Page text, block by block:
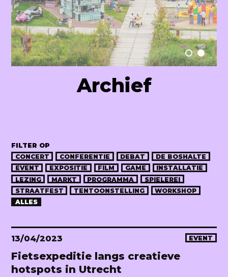
Raum Lab
Archief
FILTER OP
CONCERT
CONFERENTIE DEBAT
DE BOSHALTE
EVENT
EXPOSITIE FILM GAME
INSTALLATIE
LEZING
MARKT PROGRAMMA
SPIELEREI
STRAATFEST
TENTOONSTELLING
WORKSHOP
ALLES
13/04/2023 EVENT
Fietsexpeditie langs creatieve
hotspots in Utrecht